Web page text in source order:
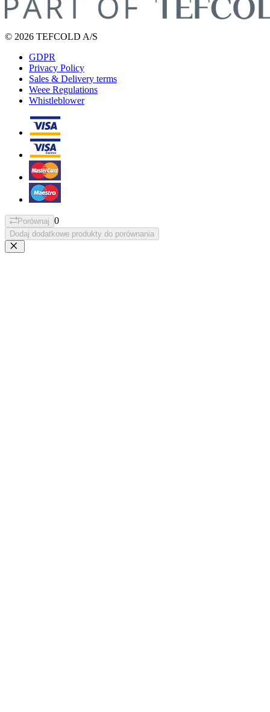
© 2026 TEFCOLD A/S
GDPR
Privacy Policy
Sales & Delivery terms
Weee Regulations
Whistleblower
Porównaj 0
Dodaj dodatkowe produkty do porównania